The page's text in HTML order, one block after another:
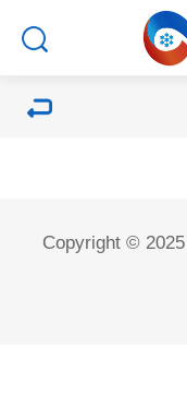
Copyright © 2025